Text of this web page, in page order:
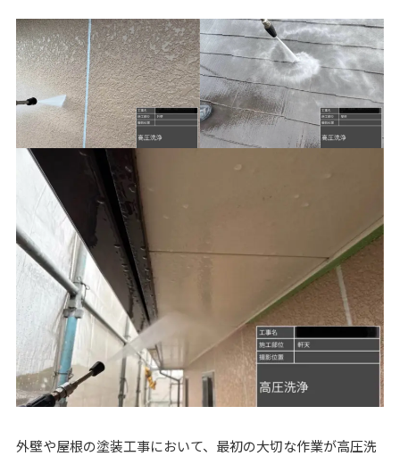
外壁や屋根の塗装工事において、最初の大切な作業が高圧洗